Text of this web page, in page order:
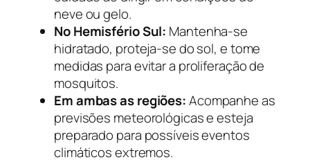
neve ou gelo.
No Hemisfério Sul: Mantenha-se
hidratado, proteja-se do sol, e tome
medidas para evitar a proliferação de
mosquitos.
Em ambas as regiões:Acompanhe as
previsões meteorológicas e esteja
preparado para possíveis eventos
climáticos extremos.